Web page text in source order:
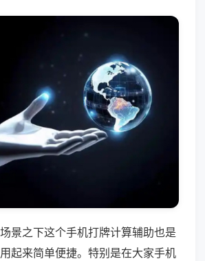
景之下这个手机打牌计算辅助也是
起来简单便捷。特别是在大家手机